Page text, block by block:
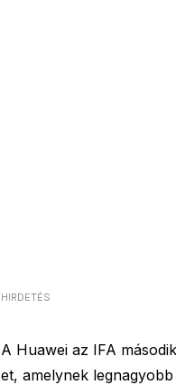
HIRDETÉS
A Huawei az IFA
et, amelynek